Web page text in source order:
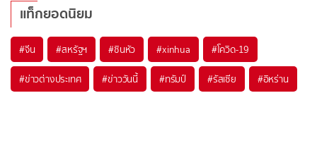
แท็กยอดนิยม
#จีน #สหรัฐฯ #ซินหัว #xinhua #โควิด-19
#ข่าวต่างประเทศ #ข่าววันนี้ #ทรัมป์ #รัสเซีย #อิหร่าน